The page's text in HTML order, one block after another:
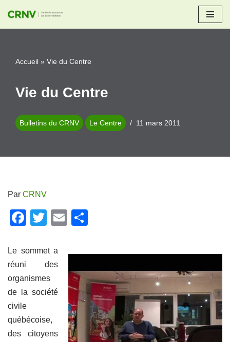
Aller
Accueil » Vie du Centre
Vie du Centre
Bulletins du CRNV Le Centre 11 mars 2011
Par CRNV
F
c
b
o
o
k
T
tt
er
E
ail ta
g
er
Le sommet a
réuni des
organismes
de la société
civile
québécoise,
des citoyens